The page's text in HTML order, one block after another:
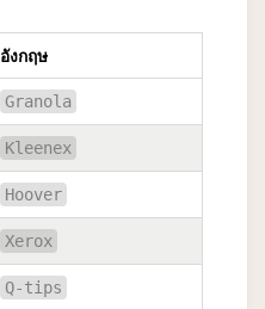
อังกฤษ
Granola
Kleenex
Hoover
Xerox
Q-tips